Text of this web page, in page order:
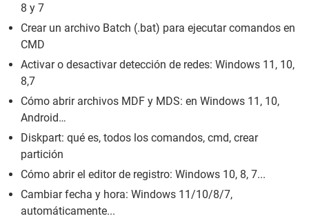
8 y 7
Crear un archivo Batch (.bat) para ejecutar comandos en
CMD
Activar o desactivar detección de redes: Windows 11, 10,
8,7
Cómo abrir archivos MDF y MDS: en Windows 11, 10,
Android…
Diskpart: qué es, todos los comandos, cmd, crear
partición
Cómo abrir el editor de registro: Windows 10, 8, 7...
Cambiar fecha y hora: Windows 11/10/8/7,
automáticamente...